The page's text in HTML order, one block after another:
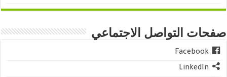
صفحات التواصل الاجتماعي
Facebook
LinkedIn